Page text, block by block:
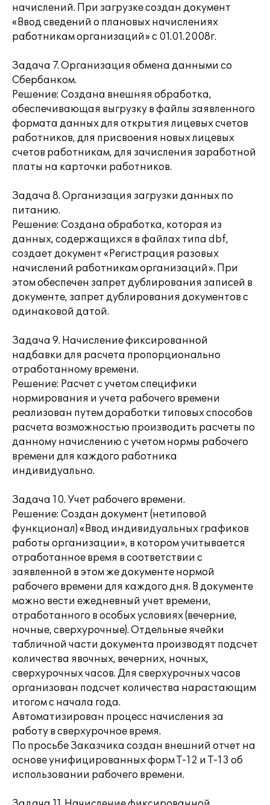
начислений. При загрузке создан документ
«Ввод сведений о плановых начислениях
работникам организаций» с 01.01.2008г.
Задача 7. Организация обмена данными со
Сбербанком.
Решение: Создана внешняя обработка,
обеспечивающая выгрузку в файлы заявленного
формата данных для открытия лицевых счетов
работников, для присвоения новых лицевых
счетов работникам, для зачисления заработной
платы на карточки работников.
Задача 8. Организация загрузки данных по
питанию.
Решение: Создана обработка, которая из
данных, содержащихся в файлах типа dbf,
создает документ «Регистрация разовых
начислений работникам организаций». При
этом обеспечен запрет дублирования записей в
документе, запрет дублирования документов с
одинаковой датой.
Задача 9. Начисление фиксированной
надбавки для расчета пропорционально
отработанному времени.
Решение: Расчет с учетом специфики
нормирования и учета рабочего времени
реализован путем доработки типовых способов
расчета возможностью производить расчеты по
данному начислению с учетом нормы рабочего
времени для каждого работника
индивидуально.
Задача 10. Учет рабочего времени.
Решение: Создан документ (нетиповой
функционал) «Ввод индивидуальных графиков
работы организации», в котором учитывается
отработанное время в соответствии с
заявленной в этом же документе нормой
рабочего времени для каждого дня. В документе
можно вести ежедневный учет времени,
отработанного в особых условиях (вечерние,
ночные, сверхурочные). Отдельные ячейки
табличной части документа производят подсчет
количества явочных, вечерних, ночных,
сверхурочных часов. Для сверхурочных часов
организован подсчет количества нарастающим
итогом с начала года.
Автоматизирован процесс начисления за
работу в сверхурочное время.
По просьбе Заказчика создан внешний отчет на
основе унифицированных форм Т-12 и Т-13 об
использовании рабочего времени.